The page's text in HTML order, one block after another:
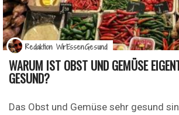
WARUM IST OBST UND GEMÜSE
GESUND?
Das Obst und Gemüse sehr gesund
Redaktion WirEssenGesund